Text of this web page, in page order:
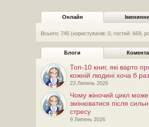
Онлайн
Всього: 745 (користувачів: 0, гостей: 669,
Блоги
Топ-10 книг, які варто
кожній людині хоча б
23 Липень 2026
Чому жіночий цикл може
змінюватися після
стресу
9 Липень 2026